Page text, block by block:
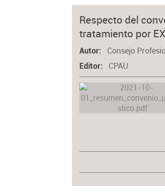
Respecto del
tratamiento por
Autor Consejo
Editor CPAU